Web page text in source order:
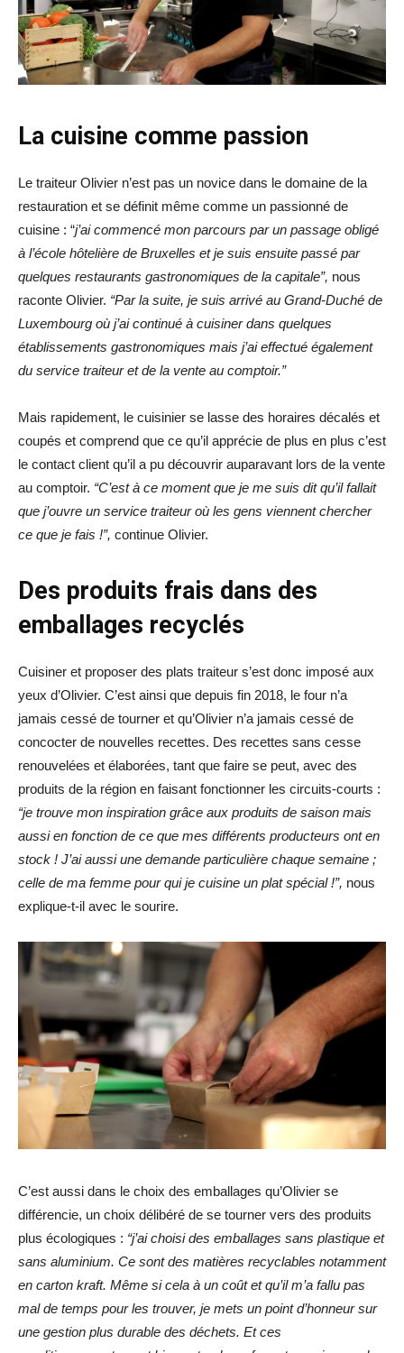
La cuisine comme passion
Le traiteur Olivier n’est pas un novice dans le domaine de la
restauration et se définit même comme un passionné de
cuisine : “j’ai commencé mon parcours par un passage obligé
à l’école hôtelière de Bruxelles et je suis ensuite passé par
quelques restaurants gastronomiques de la capitale”, nous
raconte Olivier. “Par la suite, je suis arrivé au Grand-Duché de
Luxembourg où j’ai continué à cuisiner dans quelques
établissements gastronomiques mais j’ai effectué également
du service traiteur et de la vente au comptoir.”
Mais rapidement, le cuisinier se lasse des horaires décalés et
coupés et comprend que ce qu’il apprécie de plus en plus c’est
le contact client qu’il a pu découvrir auparavant lors de la vente
au comptoir. “C’est à ce moment que je me suis dit qu’il fallait
que j’ouvre un service traiteur où les gens viennent chercher
ce que je fais !”, continue Olivier.
Des produits frais dans des
emballages recyclés
Cuisiner et proposer des plats traiteur s’est donc imposé aux
yeux d’Olivier. C’est ainsi que depuis fin 2018, le four n’a
jamais cessé de tourner et qu’Olivier n’a jamais cessé de
concocter de nouvelles recettes. Des recettes sans cesse
renouvelées et élaborées, tant que faire se peut, avec des
produits de la région en faisant fonctionner les circuits-courts :
“je trouve mon inspiration grâce aux produits de saison mais
aussi en fonction de ce que mes différents producteurs ont en
stock ! J’ai aussi une demande particulière chaque semaine ;
celle de ma femme pour qui je cuisine un plat spécial !”, nous
explique-t-il avec le sourire.
C’est aussi dans le choix des emballages qu’Olivier se
différencie, un choix délibéré de se tourner vers des produits
plus écologiques : “j’ai choisi des emballages sans plastique et
sans aluminium. Ce sont des matières recyclables notamment
en carton kraft. Même si cela à un coût et qu’il m’a fallu pas
mal de temps pour les trouver, je mets un point d’honneur sur
une gestion plus durable des déchets. Et ces